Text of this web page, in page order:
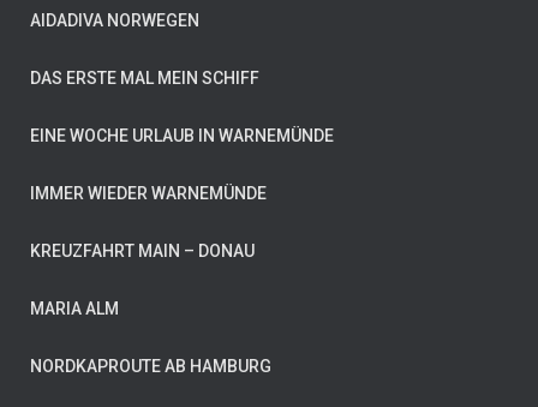
AIDADIVA NORWEGEN
DAS ERSTE MAL MEIN SCHIFF
EINE WOCHE URLAUB IN WARNEMÜNDE
IMMER WIEDER WARNEMÜNDE
KREUZFAHRT MAIN – DONAU
MARIA ALM
NORDKAPROUTE AB HAMBURG